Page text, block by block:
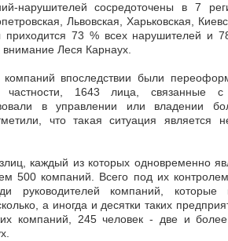
нарушителей сосредоточены в 7
Львовская, Харьковская,
приходится 73 % всех нарушителей и
Леся Карнаух.
впоследствии были
1643 лица, связанные с
в управлении или владении
что такая ситуация является
каждый из которых одновременно
500 компаний. Всего под их
руководителей компаний,
а иногда и десятки таких
компаний, 245 человек - две и